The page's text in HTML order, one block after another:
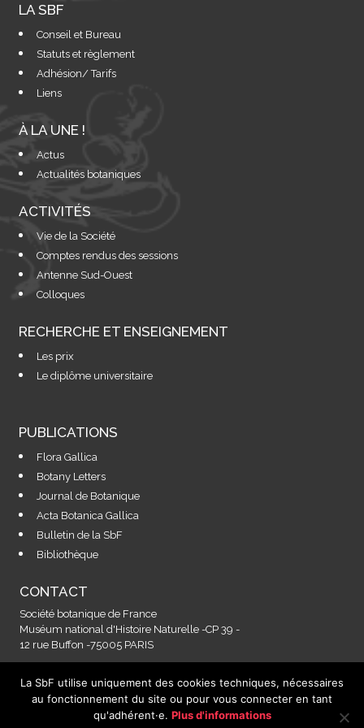
LA SBF
Conseil et Bureau
Statuts et règlement
Adhésion/ Tarifs
Liens
À LA UNE !
Actus
Actualités botaniques
ACTIVITÉS
Vie de la Société
Comptes rendus des sessions
Antenne Sud-Ouest
Colloques
RECHERCHE ET ENSEIGNEMENT
Les prix
Le diplôme universitaire
PUBLICATIONS
Flora Gallica
Botany Letters
Journal de Botanique
Acta Botanica Gallica
Bulletin de la SbF
Bibliothèque
CONTACT
Société botanique de France
Muséum national d'Histoire Naturelle -CP 39 -
12 rue Buffon -75005 PARIS
Contactez-nous à l'adresse :
secretariat@societebotaniquedefrance.fr
La SbF utilise uniquement des cookies techniques, nécessaires
au fonctionnement du site ou pour vous connecter en tant
qu'adhérent·e. Plus d'informations